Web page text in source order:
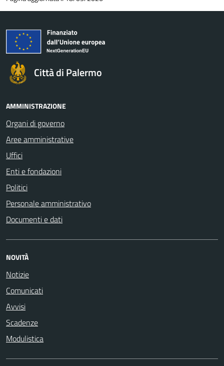
Città di Palermo
AMMINISTRAZIONE
Organi di governo
Aree amministrative
Uffici
Enti e fondazioni
Politici
Personale amministrativo
Documenti e dati
NOVITÀ
Notizie
Comunicati
Avvisi
Scadenze
Modulistica